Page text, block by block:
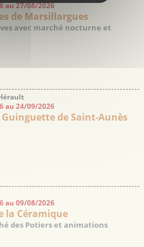
au 27/08/2026
de Marsillargues
avec marché nocturne et
au 24/09/2026
Guinguette de Saint-Aunès
au 09/08/2026
la Céramique
des Potiers et animations